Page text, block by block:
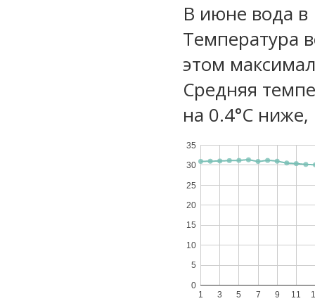
В июне вода
Температура
этом
Средняя
на 0.4°C
1 3 5 7 9 11
0
5
10
15
20
25
30
35